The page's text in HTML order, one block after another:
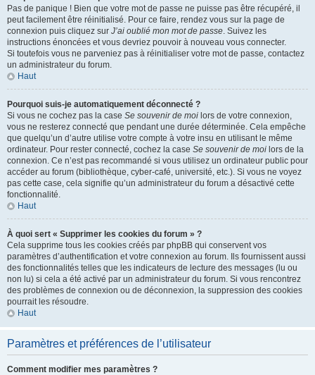
Pas de panique ! Bien que votre mot de passe ne puisse pas être récupéré, il
peut facilement être réinitialisé. Pour ce faire, rendez vous sur la page de
connexion puis cliquez sur J’ai oublié mon mot de passe. Suivez les
instructions énoncées et vous devriez pouvoir à nouveau vous connecter.
Si toutefois vous ne parveniez pas à réinitialiser votre mot de passe, contactez
un administrateur du forum.
Haut
Pourquoi suis-je automatiquement déconnecté ?
Si vous ne cochez pas la case Se souvenir de moi lors de votre connexion,
vous ne resterez connecté que pendant une durée déterminée. Cela empêche
que quelqu’un d’autre utilise votre compte à votre insu en utilisant le même
ordinateur. Pour rester connecté, cochez la case Se souvenir de moi lors de la
connexion. Ce n’est pas recommandé si vous utilisez un ordinateur public pour
accéder au forum (bibliothèque, cyber-café, université, etc.). Si vous ne voyez
pas cette case, cela signifie qu’un administrateur du forum a désactivé cette
fonctionnalité.
Haut
À quoi sert « Supprimer les cookies du forum » ?
Cela supprime tous les cookies créés par phpBB qui conservent vos
paramètres d’authentification et votre connexion au forum. Ils fournissent aussi
des fonctionnalités telles que les indicateurs de lecture des messages (lu ou
non lu) si cela a été activé par un administrateur du forum. Si vous rencontrez
des problèmes de connexion ou de déconnexion, la suppression des cookies
pourrait les résoudre.
Haut
Paramètres et préférences de l’utilisateur
Comment modifier mes paramètres ?